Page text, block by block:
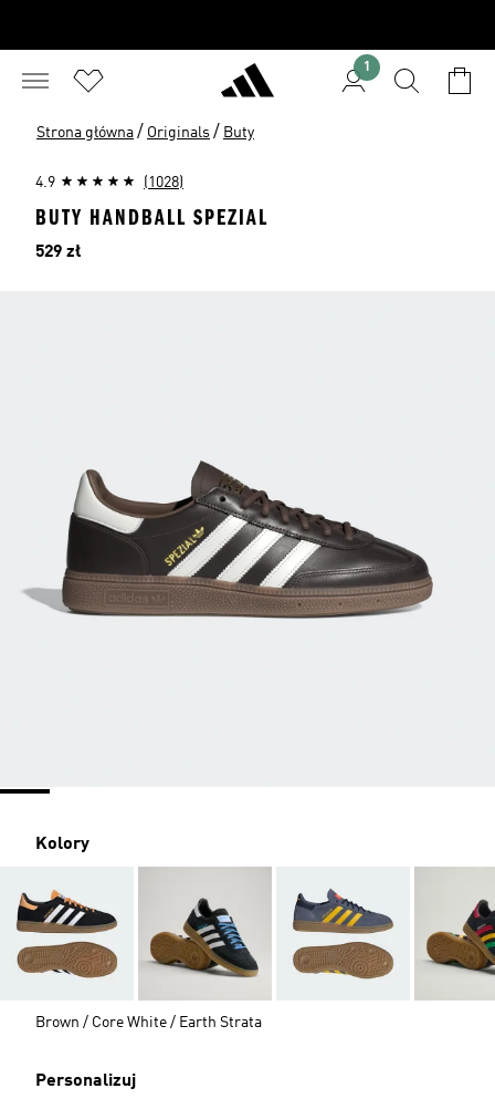
1
Strona główna / Originals / Buty
4.9 (1028)
BUTY HANDBALL SPEZIAL
Cena
529 zł
Kolory
Brown / Core White / Earth Strata
Personalizuj